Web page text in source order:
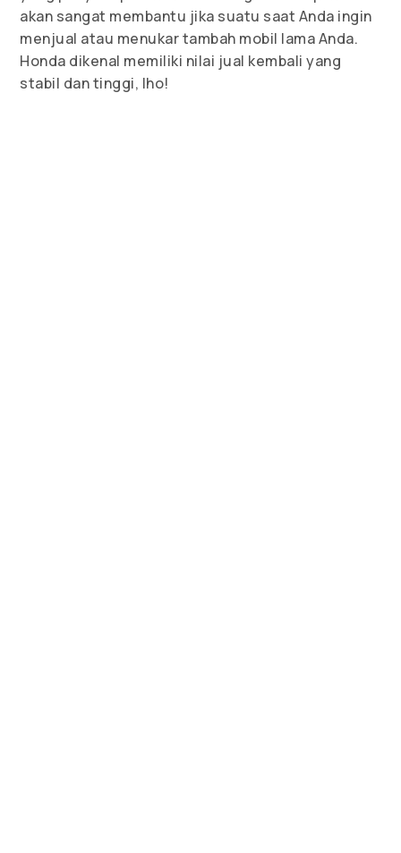
akan sangat membantu jika suatu saat Anda ingin
menjual atau menukar tambah mobil lama Anda.
Honda dikenal memiliki nilai jual kembali yang
stabil dan tinggi, lho!